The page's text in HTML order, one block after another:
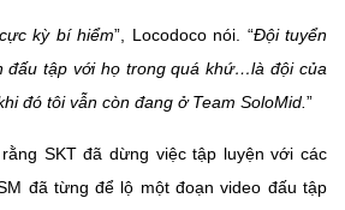
kỳ bí hiểm”, Locodoco nói. “Đội tuyển
đấu tập với họ trong quá khứ…là đội của
đó tôi vẫn còn đang ở Team SoloMid. ”
SKT đã dừng việc tập luyện với các
đã từng để lộ một đoạn video đấu tập